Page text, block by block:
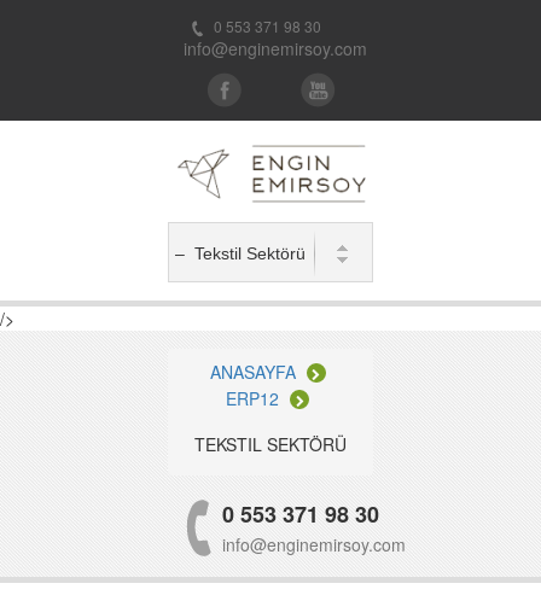
0 553 371 98 30
info@enginemirsoy.com
/>
ANASAYFA
ERP12
TEKSTIL SEKTÖRÜ
0 553 371 98 30
info@enginemirsoy.com